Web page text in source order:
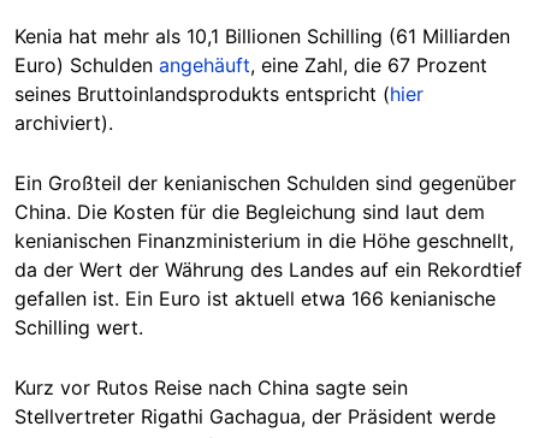
Kenia hat mehr als 10,1 Billionen Schilling (61 Milliarden
Euro) Schulden angehäuft, eine Zahl, die 67 Prozent
seines Bruttoinlandsprodukts entspricht (hier
archiviert).
Ein Großteil der kenianischen Schulden sind gegenüber
China. Die Kosten für die Begleichung sind laut dem
kenianischen Finanzministerium in die Höhe geschnellt,
da der Wert der Währung des Landes auf ein Rekordtief
gefallen ist. Ein Euro ist aktuell etwa 166 kenianische
Schilling wert.
Kurz vor Rutos Reise nach China sagte sein
Stellvertreter Rigathi Gachagua, der Präsident werde